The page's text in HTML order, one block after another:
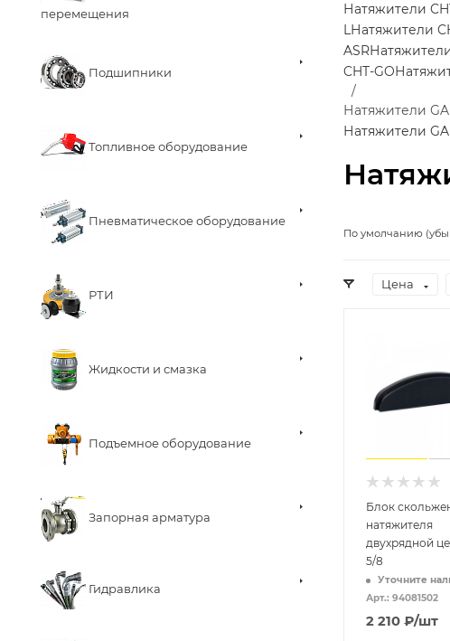
перемещения
Подшипники
Топливное оборудование
Пневматическое оборудование
РТИ
Жидкости и смазка
Подъемное оборудование
Запорная арматура
Гидравлика
Натяжители
LНатяжители
ASR
CHT-GO
Натяжители
Натяжители
По умолчанию
Цена
Блок
натяжителя
двухрядной
5/8
Уточните
Арт.: 94081502
2 210 ₽/шт